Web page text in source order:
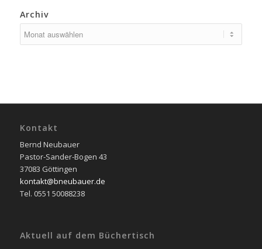
Archiv
Kontakt
Bernd Neubauer
Pastor-Sander-Bogen 43
37083 Göttingen
kontakt@bneubauer.de
Tel. 0551 50088238
Aktuell auf dem Büchertisch